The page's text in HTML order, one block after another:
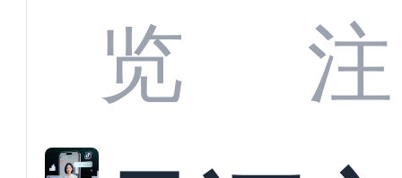
商深度
览
注